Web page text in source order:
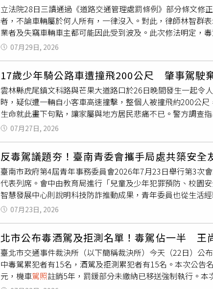
鐘內將傷者全數救出。惟張男、洪姓婦人及小貨車副駕駛53
車謝姓駕駛、Wish後座女乘客及重機騎士受重傷，黑色休旅
壞車頂，救出受困者。（圖／消防局提供）警方表示，張男
突發身體不適導致失控，後續將配合檢方抽血檢驗，確認是
坡大彎道，加上案發前曾降雨，路面濕滑，警方也將一併
遭擦撞的白色休旅車駕駛回憶，遭撞後才剛停靠路邊，回頭
仍讓他餘悸猶存。
立法院28日三讀通過《道路交通管理處罰條例》部分條文修
者，不論車輛屬於何人所有，一律沒入。對此，律師林智群
業者及失竊車輛車主都可能因此受到波及。此次修法明定，
新考照；拒測者最高可處新台幣27萬元罰鍰，且不論車輛所
。林智群在臉書發文表示，修
別點出「不論車輛屬何人所有，一律沒入」這項規定，認為
業者。由於租車公司沒有公權力，也無法查詢承租人是否有
卻遭政府沒入，業者將承擔難以預防的損失，對租車業者而
後，被竊嫌拿來毒駕，依照新法規定，失竊車輛同樣可能遭
還因此失去車輛所有權，恐怕將面臨雙重損失。林智群表示
如何避免無辜第三人的財產權受到影響，以及相關配套措施
07月29日, 2026
17歲少年騎公路車遭撞飛200公尺 肇事駕駛
雲林縣虎尾鎮文科路與芒果大道路口於26日晚間發生一起令
時，疑似遭一輛自小客車高速撞擊，整個人被撞飛約200公
生命就此畫下句點，讓家屬與地方居民悲痛不已。警方調查
故路口準備左轉進入芒果大道時，遭一輛自小客車猛烈撞擊
宅鐵門也遭血跡噴濺，可見撞擊力道相當驚人。令人憤怒
救援，反而將車輛駛離事故現場約350公尺後棄置路邊，隨
小組展開追查，由於肇事車輛未懸掛車牌，警方只能透過引
還原案發經過。經過約2小時積極追查，警方順利查獲43歲
0.10毫克，雖未達酒駕公共危險罪的法定標準，但仍有飲酒
規與事故責任仍待進一步調查釐清。警方表示，全案目前已
續將由檢察官釐清事故原因及法律責任。虎尾警分局也再次
停車、協助傷者並配合警方處理，切勿心存僥倖逃離現場
而逃逸，最重可處一年以上、七年以下有期徒刑，切勿因一
所有用路人，遵守交通規則、保持安全車速及不酒後駕車，
07月27日, 2026
反毒駕議題夯！臺南青委會攜手局處共築安全
臺南市政府第4屆青年事務委員會2026年7月23日舉行第3次
代表列席。會中由教育局進行「兒童及少年犯罪預防、校園
智慧發展中心則說明科技防詐推動成果，青年委員也從生活
言。青委就局處業務及專案報告踴躍回饋，並特別感謝市府
屆青年事務委員會自上任以來積極參與市政，從青年生活
實用性的建議。市府各局處應將青年視為政策合作夥伴，在
措施。針對近期社會關注的毒駕問題，徐健麟指出，毒品唾
外，車輛將移置保管，並可能吊扣駕照；拒絕檢測者，將處
能危及所有用路人的生命安全，市府相關單位應持續強化校
危害及法律責任的認識。徐健麟副秘書長代表市長黃偉哲主
07月23日, 2026
北市公布毒酒駕及拒測名單！毒駕佔一半 王
臺北市交通事件裁決所（以下簡稱裁決所）今天（22日）公
中毒駕累犯者有15名，酒駕及拒測累犯者有15名。本次公告
元，機車駕照註銷5年，罰鍰部分未繳納已移送強制執行。